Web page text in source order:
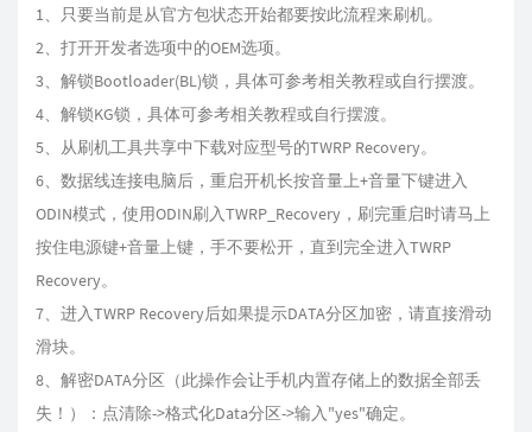
1、只要当前是从官方包状态开始都要按此流程来刷机。
2、打开开发者选项中的OEM选项。
3、解锁Bootloader(BL)锁，具体可参考相关教程或自行摆渡。
4、解锁KG锁，具体可参考相关教程或自行摆渡。
5、从刷机工具共享中下载对应型号的TWRP Recovery。
6、数据线连接电脑后，重启开机长按音量上+音量下键进入
ODIN模式，使用ODIN刷入TWRP_Recovery，刷完重启时请马上
按住电源键+音量上键，手不要松开，直到完全进入TWRP
Recovery。
7、进入TWRP Recovery后如果提示DATA分区加密，请直接滑动
滑块。
8、解密DATA分区（此操作会让手机内置存储上的数据全部丢
失！）：点清除->格式化Data分区->输入"yes"确定。